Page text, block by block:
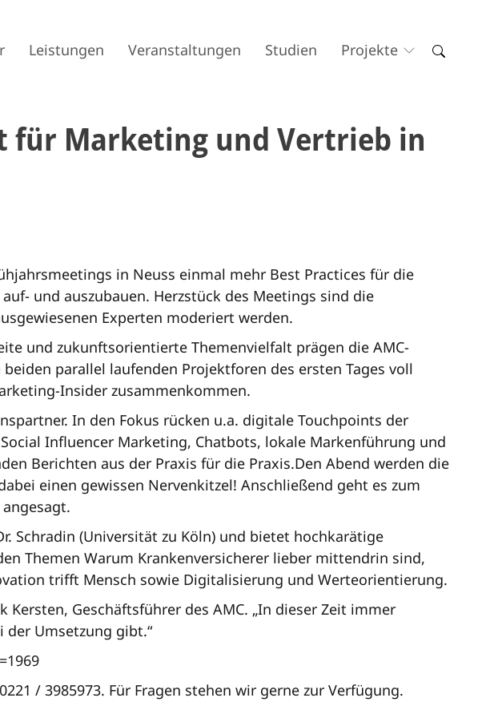
Leistungen Veranstaltungen Studien Projekte
für Marketing und Vertrieb in
in Neuss einmal mehr Best Practices für die
und auszubauen. Herzstück des Meetings sind die
Experten moderiert werden.
und zukunftsorientierte Themenvielfalt prägen die AMC-
parallel laufenden Projektforen des ersten Tages voll
Insider zusammenkommen.
In den Fokus rücken u.a. digitale Touchpoints der
Influencer Marketing, Chatbots, lokale Markenführung und
Berichten aus der Praxis für die Praxis.Den Abend werden die
einen gewissen Nervenkitzel! Anschließend geht es zum
Schradin (Universität zu Köln) und bietet hochkarätige
Themen Warum Krankenversicherer lieber mittendrin sind,
trifft Mensch sowie Digitalisierung und Werteorientierung.
Geschäftsführer des AMC. „In dieser Zeit immer
der Umsetzung gibt.“
/ 3985973. Für Fragen stehen wir gerne zur Verfügung.